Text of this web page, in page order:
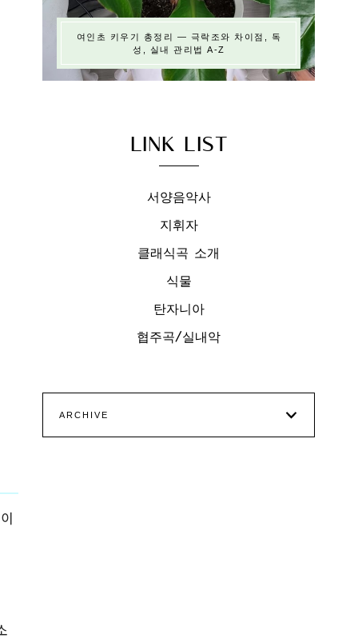
여인초 키우기 총정리 — 극락조와 차이점, 독
성, 실내 관리법 A-Z
LINK LIST
서양음악사
지휘자
클래식곡 소개
식물
탄자니아
협주곡/실내악
ARCHIVE